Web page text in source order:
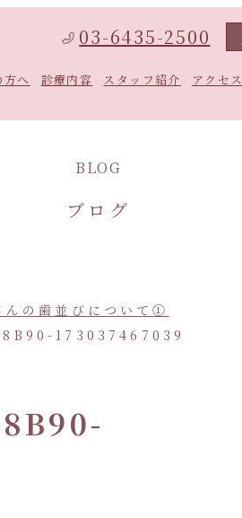
03-6435-2500
方へ 診療内容 スタッフ紹介 アクセス
BLOG
ブログ
んの歯並びについて①
173037467039